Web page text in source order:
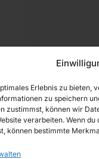
Erlebnis zu bieten,
zu speichern
zustimmst, können wir
verarbeiten. Wenn
können bestimmte